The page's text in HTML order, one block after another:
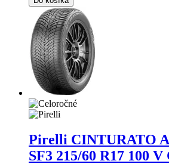
Pirelli CINTURATO
SF3 215/60 R17 100 V